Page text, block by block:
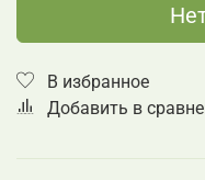
В избранное
Добавить в